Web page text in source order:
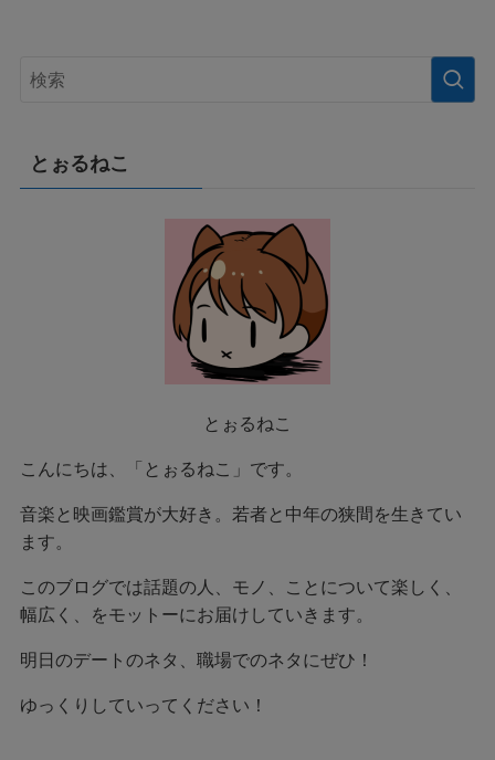
とぉるねこ
とぉるねこ
こんにちは、「とぉるねこ」です。
音楽と映画鑑賞が大好き。若者と中年の狭間を生きてい
ます。
このブログでは話題の人、モノ、ことについて楽しく、
幅広く、をモットーにお届けしていきます。
明日のデートのネタ、職場でのネタにぜひ！
ゆっくりしていってください！